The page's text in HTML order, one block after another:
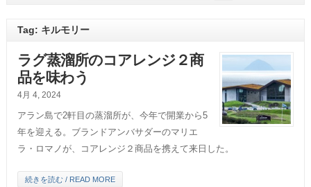
Tag: キルモリー
ラグ蒸溜所のコアレンジ２商
品を味わう
4月 4, 2024
アラン島で2軒目の蒸溜所が、今年で開業から5
年を迎える。ブランドアンバサダーのマリエ
ラ・ロマノが、コアレンジ２商品を携えて来日した。
続きを読む / READ MORE